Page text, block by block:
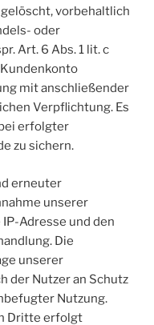
vorbehaltlich
oder
Art. 6 Abs. 1 lit. c
mit anschließender
Verpflichtung. Es
erfolgter
zu sichern.
erneuter
unserer
Adresse und den
Die
unserer
der Nutzer an Schutz
Nutzung.
Dritte erfolgt